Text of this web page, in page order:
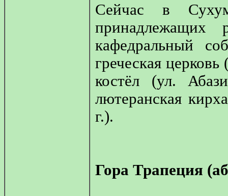
Сейчас в
принадлежащих
кафедральный
греческая
костёл (ул.
лютеранская
г.).
Гора Трапеция